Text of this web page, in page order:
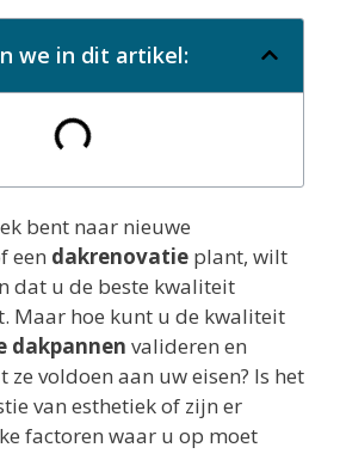
we in dit artikel:
bent naar nieuwe
een dakrenovatie plant, wilt
dat u de beste kwaliteit
Maar hoe kunt u de kwaliteit
dakpannen valideren en
ze voldoen aan uw eisen? Is het
van esthetiek of zijn er
factoren waar u op moet